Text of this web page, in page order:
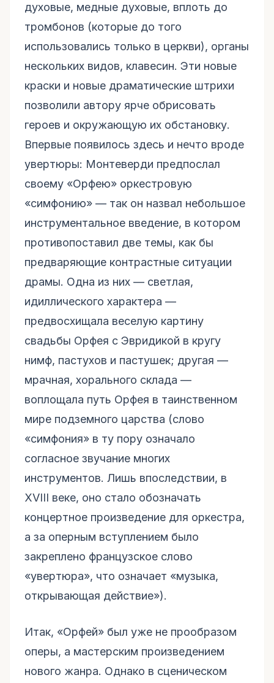
духовые, медные духовые, вплоть до
тромбонов (которые до того
использовались только в церкви), органы
нескольких видов, клавесин. Эти новые
краски и новые драматические штрихи
позволили автору ярче обрисовать
героев и окружающую их обстановку.
Впервые появилось здесь и нечто вроде
увертюры: Монтеверди предпослал
своему «Орфею» оркестровую
«симфонию» — так он назвал небольшое
инструментальное введение, в котором
противопоставил две темы, как бы
предваряющие контрастные ситуации
драмы. Одна из них — светлая,
идиллического характера —
предвосхищала веселую картину
свадьбы Орфея с Эвридикой в кругу
нимф, пастухов и пастушек; другая —
мрачная, хорального склада —
воплощала путь Орфея в таинственном
мире подземного царства (слово
«симфония» в ту пору означало
согласное звучание многих
инструментов. Лишь впоследствии, в
XVIII веке, оно стало обозначать
концертное произведение для оркестра,
а за оперным вступлением было
закреплено французское слово
«увертюра», что означает «музыка,
открывающая действие»).
Итак, «Орфей» был уже не прообразом
оперы, а мастерским произведением
нового жанра. Однако в сценическом